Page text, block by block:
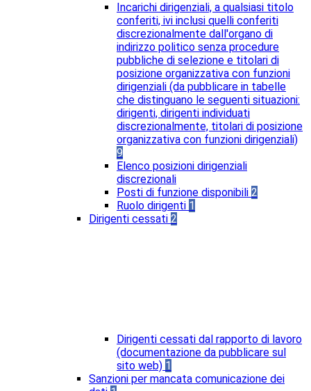
Incarichi dirigenziali, a qualsiasi titolo
conferiti, ivi inclusi quelli conferiti
discrezionalmente dall'organo di
indirizzo politico senza procedure
pubbliche di selezione e titolari di
posizione organizzativa con funzioni
dirigenziali (da pubblicare in tabelle
che distinguano le seguenti situazioni:
dirigenti, dirigenti individuati
discrezionalmente, titolari di posizione
organizzativa con funzioni dirigenziali)
9
Elenco posizioni dirigenziali
discrezionali
Posti di funzione disponibili 2
Ruolo dirigenti 1
Dirigenti cessati 2
Dirigenti cessati dal rapporto di lavoro
(documentazione da pubblicare sul
sito web) 1
Sanzioni per mancata comunicazione dei